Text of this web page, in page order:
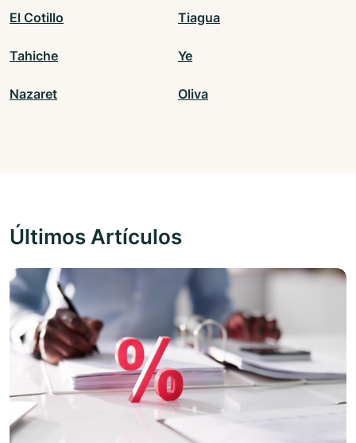
El Cotillo Tiagua
Tahiche Ye
Nazaret Oliva
Últimos Artículos